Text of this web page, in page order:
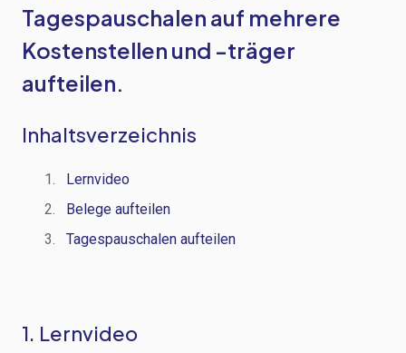
Tagespauschalen auf mehrere
Kostenstellen und -träger
aufteilen.
Inhaltsverzeichnis
Lernvideo
Belege aufteilen
Tagespauschalen aufteilen
1. Lernvideo